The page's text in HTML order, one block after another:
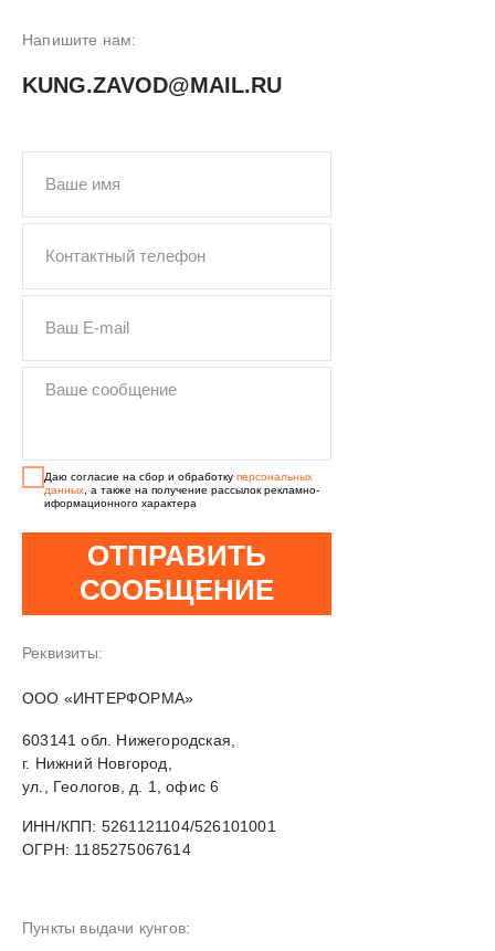
Реквизиты:
OOO «ИНТЕРФОРМА»
603141 обл. Нижегородская,
г. Нижний Новгород,
ул., Геологов, д. 1, офис 6
ИНН/КПП: 5261121104/526101001
ОГРН: 1185275067614
Напишите нам:
KUNG.ZAVOD@MAIL.RU
Даю согласие на сбор и обработку персональных
данных , а также на получение рассылок рекламно-
иформационного характера
ОТПРАВИТЬ
СООБЩЕНИЕ
Пункты выдачи кунгов:
ПОДОБРАТЬ
КУНГ